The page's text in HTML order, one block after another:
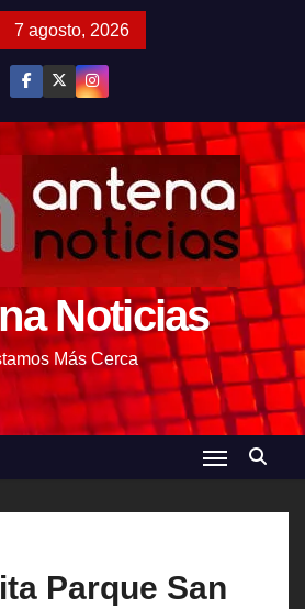
7 agosto, 2026
Noticias
Más Cerca
Parque San